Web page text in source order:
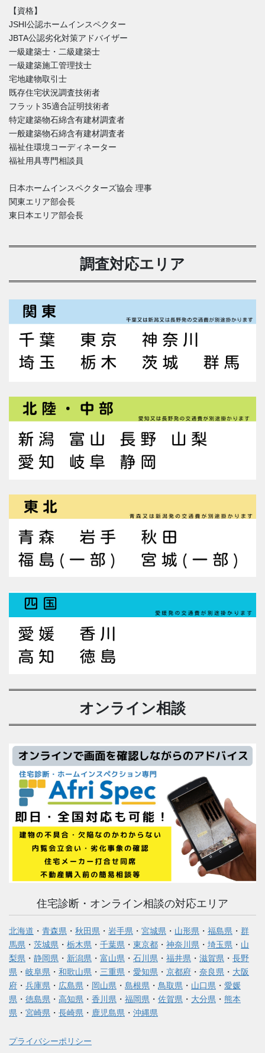
【資格】
JSHI公認ホームインスペクター
JBTA公認劣化対策アドバイザー
一級建築士・二級建築士
一級建築施工管理技士
宅地建物取引士
既存住宅状況調査技術者
フラット35適合証明技術者
特定建築物石綿含有建材調査者
一般建築物石綿含有建材調査者
福祉住環境コーディネーター
福祉用具専門相談員
日本ホームインスペクターズ協会 理事
関東エリア部会長
東日本エリア部会長
調査対応エリア
オンライン相談
住宅診断・オンライン相談の対応エリア
北海道 ・ 青森県 ・ 秋田県 ・ 岩手県 ・ 宮城県 ・ 山形県 ・ 福島県 ・ 群
馬県 ・ 茨城県 ・ 栃木県 ・ 千葉県 ・ 東京都 ・ 神奈川県 ・ 埼玉県 ・ 山
梨県 ・ 静岡県 ・ 新潟県 ・ 富山県 ・ 石川県 ・ 福井県 ・ 滋賀県 ・ 長野
県 ・ 岐阜県 ・ 和歌山県 ・ 三重県 ・ 愛知県 ・ 京都府 ・ 奈良県 ・ 大阪
府 ・ 兵庫県 ・ 広島県 ・ 岡山県 ・ 島根県 ・ 鳥取県 ・ 山口県 ・ 愛媛
県 ・ 徳島県 ・ 高知県 ・ 香川県 ・ 福岡県 ・ 佐賀県 ・ 大分県 ・ 熊本
県 ・ 宮崎県 ・ 長崎県 ・ 鹿児島県 ・ 沖縄県
プライバシーポリシー